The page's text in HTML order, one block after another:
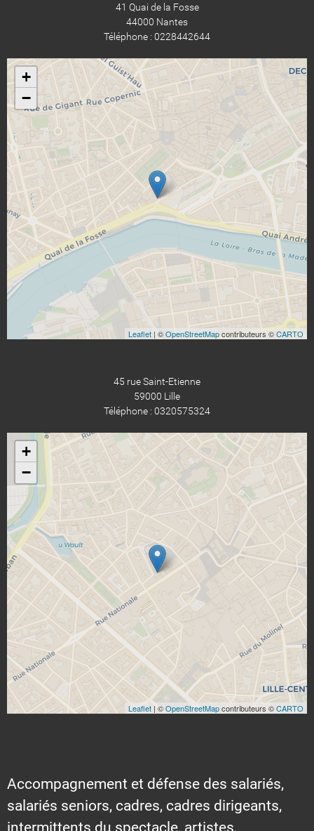
41 Quai de la Fosse
44000 Nantes
Téléphone : 0228442644
+
−
Leaflet | ©OpenStreetMapcontributeurs ©CARTO
45 rue Saint-Etienne
59000 Lille
Téléphone : 0320575324
+
−
Leaflet | ©OpenStreetMapcontributeurs ©CARTO
Accompagnement et défense des salariés,
salariés seniors, cadres, cadres dirigeants,
intermittents du spectacle, artistes,